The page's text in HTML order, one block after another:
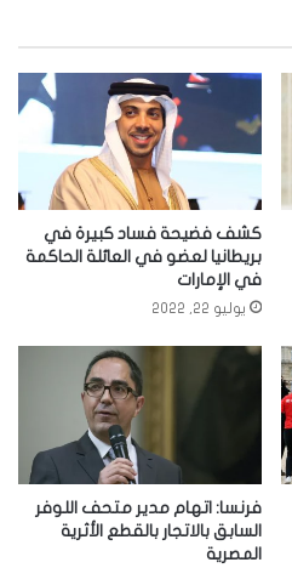
كشف فضيحة فساد كبيرة في
بريطانيا لعضو في العائلة الحاكمة
في الإمارات
يوليو 22, 2022
فرنسا: اتهام مدير متحف اللوفر
السابق بالاتجار بالقطع الأثرية
المصرية